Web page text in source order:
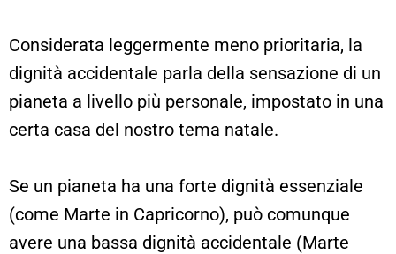
Considerata leggermente meno prioritaria, la
dignità accidentale parla della sensazione di un
pianeta a livello più personale, impostato in una
certa casa del nostro tema natale.
Se un pianeta ha una forte dignità essenziale
(come Marte in Capricorno), può comunque
avere una bassa dignità accidentale (Marte